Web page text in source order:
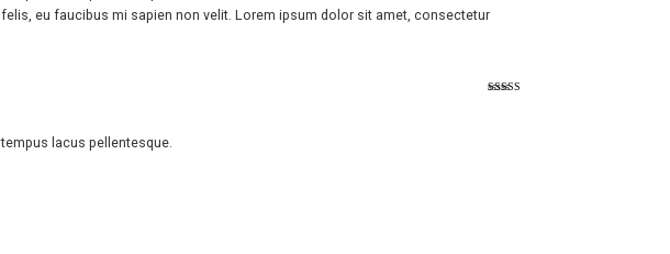
eu faucibus mi sapien non velit. Lorem ipsum dolor sit amet, consectetur
lacus pellentesque.